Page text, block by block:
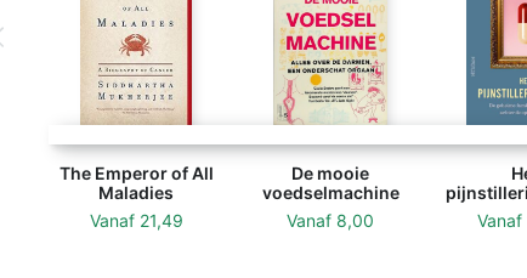
The Emperor of All
Maladies
Vanaf 21,49
De mooie
voedselmachine
Vanaf 8,00
Vanaf